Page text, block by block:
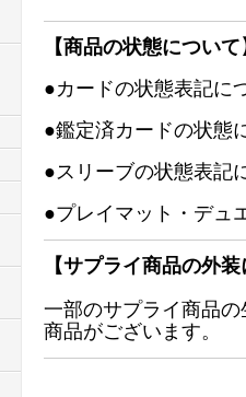
【商品の状態について
●カードの状態表記に
●鑑定済カードの状態
●スリーブの状態表記
●プレイマット・デュ
【サプライ商品の外装
一部のサプライ商品
商品がございます。